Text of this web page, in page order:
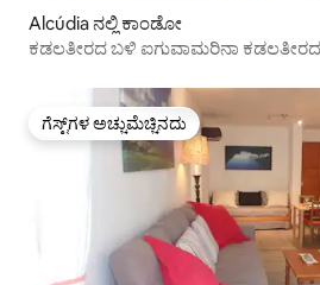
Alcúdia ನಲ್ಲಿ ಕಾಂಡೋ
ಕಡಲತೀರದ ಬಳಿ ಐಗುವಾಮರಿನಾ
ಗೆಸ್ಟ್‌ಗಳ ಅಚ್ಚುಮೆಚ್ಚಿನದು
ಗೆಸ್ಟ್‌ಗಳ ಅಚ್ಚುಮೆಚ್ಚಿನದು